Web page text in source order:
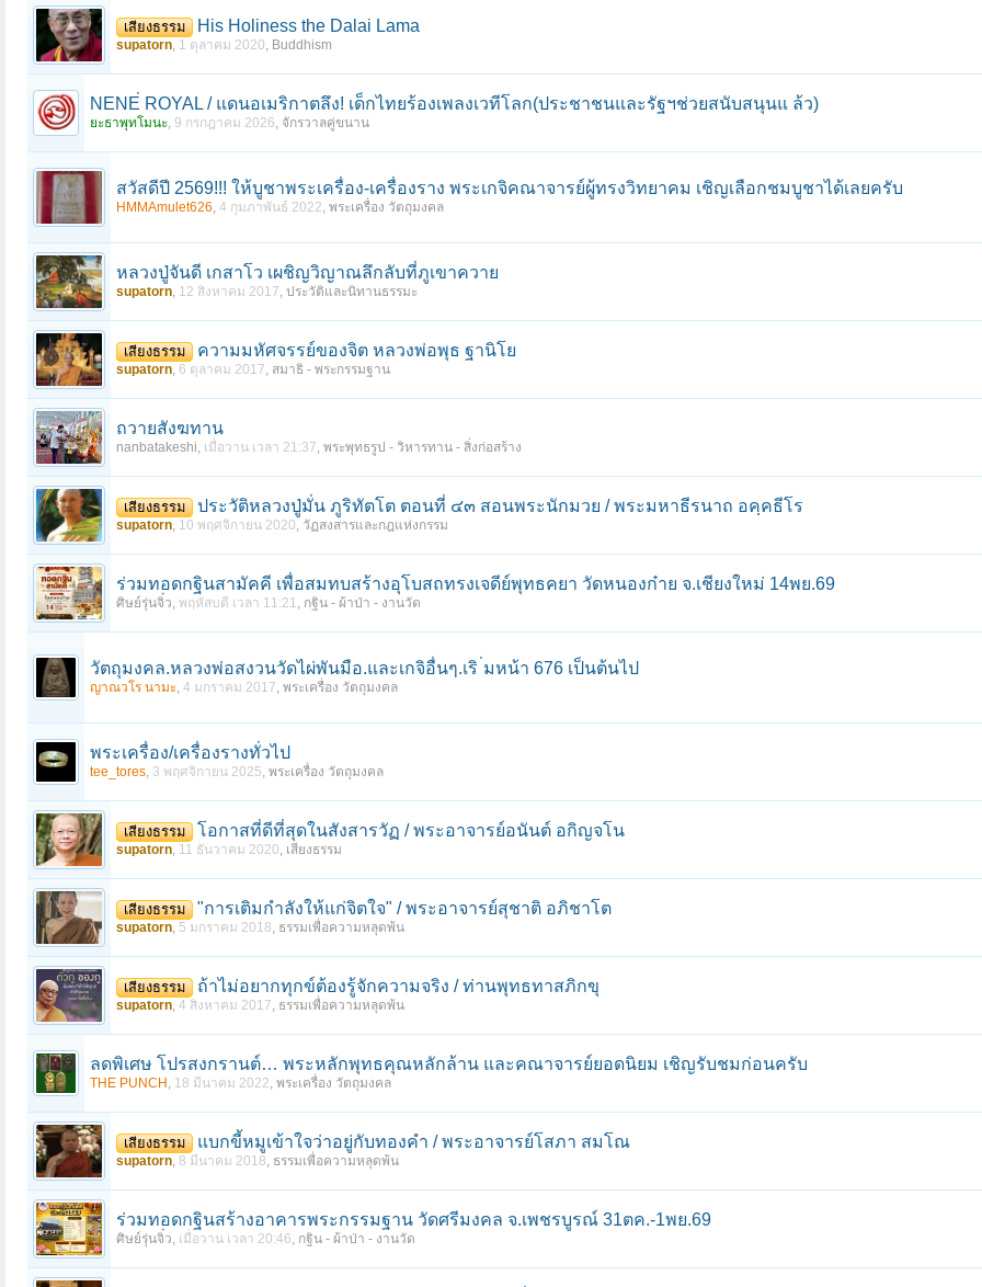
เสียงธรรม His Holiness the Dalai Lama
supatorn, 1 ตุลาคม 2020, Buddhism
NENE่ ROYAL / แดนอเมริกาตลึง! เด็กไทยร้องเพลงเวทีโลก(ประชาชนและรัฐฯช่วยสนับสนุนแ ล้ว)
ยะธาพุทโมนะ, 9 กรกฎาคม 2026, จักรวาลคู่ขนาน
สวัสดีปี 2569!!! ให้บูชาพระเครื่อง-เครื่องราง พระเกจิคณาจารย์ผู้ทรงวิทยาคม เชิญเลือกชมบูชาได้เลยครับ
HMMAmulet626, 4 กุมภาพันธ์ 2022, พระเครื่อง วัตถุมงคล
หลวงปู่จันดี เกสาโว เผชิญวิญาณลึกลับที่ภูเขาควาย
supatorn, 12 สิงหาคม 2017, ประวัติและนิทานธรรมะ
เสียงธรรม ความมหัศจรรย์ของจิต หลวงพ่อพุธ ฐานิโย
supatorn, 6 ตุลาคม 2017, สมาธิ - พระกรรมฐาน
ถวายสังฆทาน
nanbatakeshi, เมื่อวาน เวลา 21:37, พระพุทธรูป - วิหารทาน - สิ่งก่อสร้าง
เสียงธรรม ประวัติหลวงปู่มั่น ภูริทัตโต ตอนที่ ๔๓ สอนพระนักมวย / พระมหาธีรนาถ อคฺคธีโร
supatorn, 10 พฤศจิกายน 2020, วัฏสงสารและกฎแห่งกรรม
ร่วมทอดกฐินสามัคคี เพื่อสมทบสร้างอุโบสถทรงเจดีย์พุทธคยา วัดหนองก๋าย จ.เชียงใหม่ 14พย.69
ศิษย์รุ่นจิ๋ว, พฤหัสบดี เวลา 11:21, กฐิน - ผ้าป่า - งานวัด
วัตถุมงคล.หลวงพ่อสงวนวัดไผ่พันมือ.และเกจิอื่นๆ.เริ ่มหน้า 676 เป็นต้นไป
ญาณวโร นามะ, 4 มกราคม 2017, พระเครื่อง วัตถุมงคล
พระเครื่อง/เครื่องรางทั่วไป
tee_tores, 3 พฤศจิกายน 2025, พระเครื่อง วัตถุมงคล
เสียงธรรม โอกาสที่ดีที่สุดในสังสารวัฏ / พระอาจารย์อนันต์ อกิญจโน
supatorn, 11 ธันวาคม 2020, เสียงธรรม
เสียงธรรม "การเติมกำลังให้แก่จิตใจ" / พระอาจารย์สุชาติ อภิชาโต
supatorn, 5 มกราคม 2018, ธรรมเพื่อความหลุดพ้น
เสียงธรรม ถ้าไม่อยากทุกข์ต้องรู้จักความจริง / ท่านพุทธทาสภิกขุ
supatorn, 4 สิงหาคม 2017, ธรรมเพื่อความหลุดพ้น
ลดพิเศษ โปรสงกรานต์… พระหลักพุทธคุณหลักล้าน และคณาจารย์ยอดนิยม เชิญรับชมก่อนครับ
THE PUNCH , 18 มีนาคม 2022, พระเครื่อง วัตถุมงคล
เสียงธรรม แบกขี้หมูเข้าใจว่าอยู่กับทองคำ / พระอาจารย์โสภา สมโณ
supatorn, 8 มีนาคม 2018, ธรรมเพื่อความหลุดพ้น
ร่วมทอดกฐินสร้างอาคารพระกรรมฐาน วัดศรีมงคล จ.เพชรบูรณ์ 31ตค.-1พย.69
ศิษย์รุ่นจิ๋ว, เมื่อวาน เวลา 20:46, กฐิน - ผ้าป่า - งานวัด